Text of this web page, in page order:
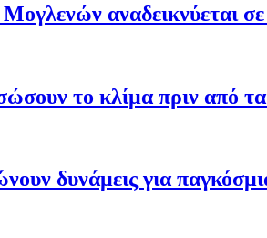
αναδεικνύεται
το κλίμα πριν από
δυνάμεις για